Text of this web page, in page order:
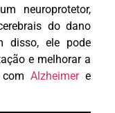
neuroprotetor,
do dano
disso, ele pode
e melhorar a
comAlzheimere